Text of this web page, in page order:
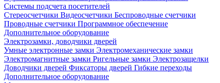
Системы подсчета посетителей
Стереосчетчики Видеосчетчики Беспроводные счетчики
Проводные счетчики Программное обеспечение
Дополнительное оборудование
Электрозамки, доводчики дверей
Умные электронные замки Электромеханические замки
Электромагнитные замки Ригельные замки Электрозащелки
Доводчики дверей Фиксаторы дверей Гибкие переходы
Дополнительное оборудование